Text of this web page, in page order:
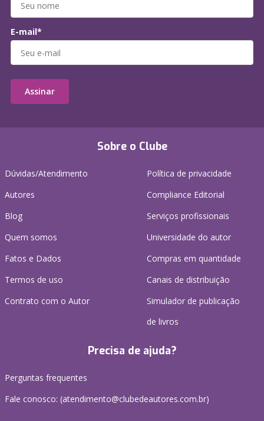
Sobre o Clube
Dúvidas/Atendimento
Autores
Blog
Quem somos
Fatos e Dados
Termos de uso
Contrato com o Autor
Política de privacidade
Compliance Editorial
Serviços profissionais
Universidade do autor
Compras em quantidade
Canais de distribuição
Simulador de publicação
de livros
Precisa de ajuda?
Perguntas frequentes
Fale conosco: (atendimento@clubedeautores.com.br)
E-mail*
Assinar